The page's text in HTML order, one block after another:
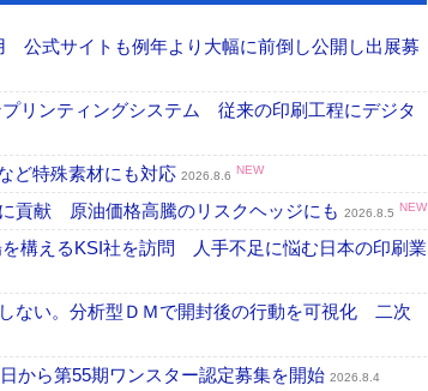
公式サイトも例年より大幅に前倒し公開し出展募
リンティングシステム 従来の印刷工程にデジタ
ど特殊素材にも対応 2026.8.6 NEW
貢献 原油価格高騰のリスクヘッジにも 2026.8.5 NEW
を構えるKSI社を訪問 人手不足に悩む日本の印刷業
ない。分析型ＤＭで開封後の行動を可視化 二次
ら第55期ワンスター認定募集を開始 2026.8.4